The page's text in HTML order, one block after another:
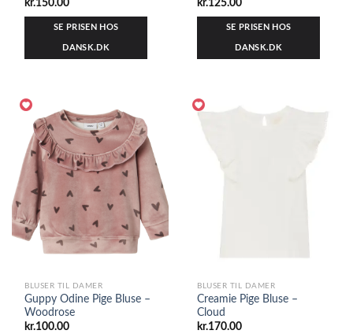
kr.150.00
SE PRISEN HOS
DANSK.DK
kr.125.00
SE PRISEN HOS
DANSK.DK
BLUSER TIL DAMER
Guppy Odine Pige Bluse –
Woodrose
kr.100.00
BLUSER TIL DAMER
Creamie Pige Bluse –
Cloud
kr.170.00